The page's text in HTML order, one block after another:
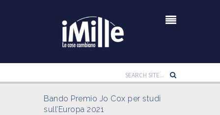
Bando Premio Jo Cox per studi
sull’Europa 2021